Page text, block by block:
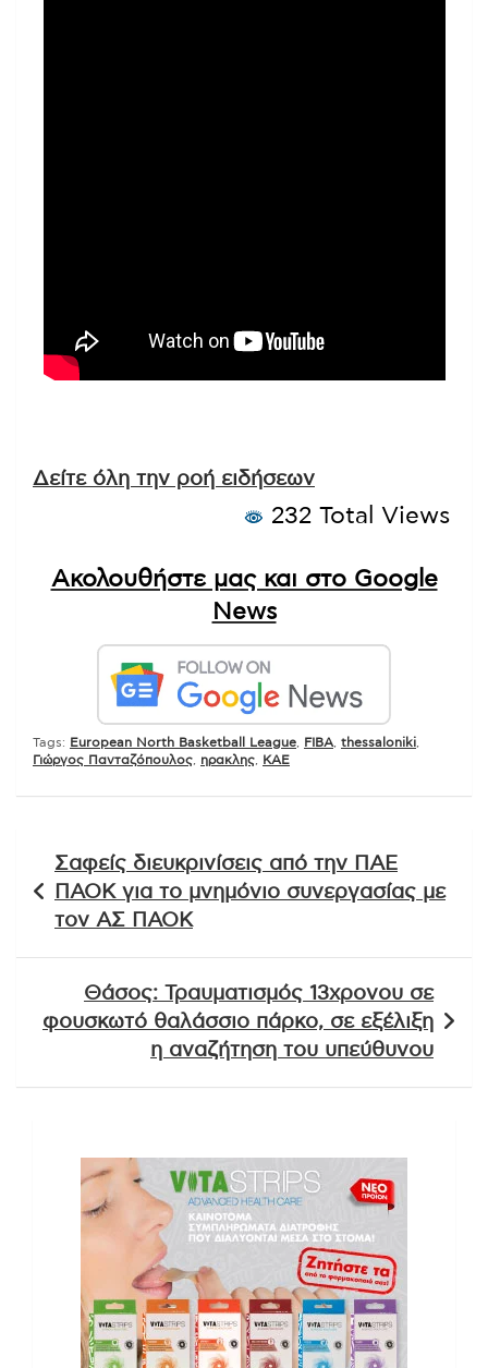
Δείτε όλη την ροή ειδήσεων
232 Total Views
Ακολουθήστε μας και στο Google
News
Tags: European North Basketball League FIBA thessaloniki
Γιώργος Πανταζόπουλος
ηρακλης ΚΑΕ
άρθρων
Σαφείς διευκρινίσεις από την ΠΑΕ
ΠΑΟΚ για το μνημόνιο συνεργασίας με
τον ΑΣ ΠΑΟΚ
Θάσος: Τραυματισμός 13χρονου σε
φουσκωτό θαλάσσιο πάρκο, σε εξέλιξη
η αναζήτηση του υπεύθυνου